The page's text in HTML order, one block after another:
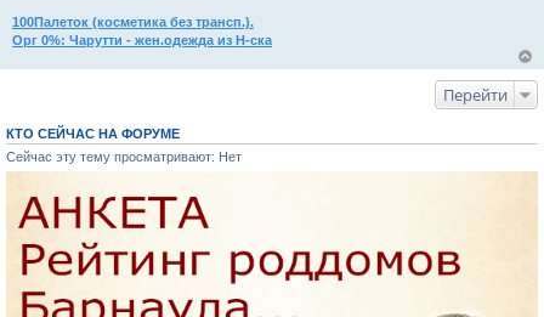
100Палеток (косметика без трансп.).
Орг 0%: Чарутти - жен.одежда из Н-ска
Перейти
КТО СЕЙЧАС НА ФОРУМЕ
Сейчас эту тему просматривают: Нет